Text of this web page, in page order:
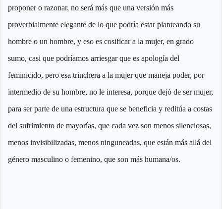
proponer o razonar, no será más que una versión más
proverbialmente elegante de lo que podría estar planteando su
hombre o un hombre, y eso es cosificar a la mujer, en grado
sumo, casi que podríamos arriesgar que es apología del
feminicido, pero esa trinchera a la mujer que maneja poder, por
intermedio de su hombre, no le interesa, porque dejó de ser mujer,
para ser parte de una estructura que se beneficia y reditúa a costas
del sufrimiento de mayorías, que cada vez son menos silenciosas,
menos invisibilizadas, menos ninguneadas, que están más allá del
género masculino o femenino, que son más humana/os.